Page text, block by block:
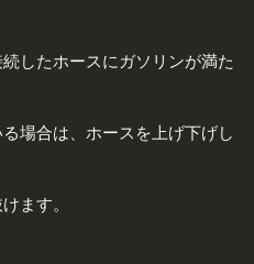
したホースにガソリンが満た
場合は、ホースを上げ下げし
ます。